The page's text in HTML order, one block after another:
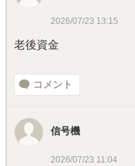
2026/07/23 13:15
老後資金
コメント
信号機
2026/07/23 11:04